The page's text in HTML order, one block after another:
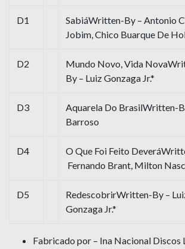
D1
SabiáWritten-By – Antonio
Jobim, Chico Buarque De
D2
Mundo Novo, Vida
By – Luiz Gonzaga Jr.*
D3
Aquarela Do BrasilWritten-
Barroso
D4
O Que Foi Feito
Fernando Brant, Milton
D5
RedescobrirWritten-By –
Gonzaga Jr.*
Fabricado por – Ina Nacional Discos